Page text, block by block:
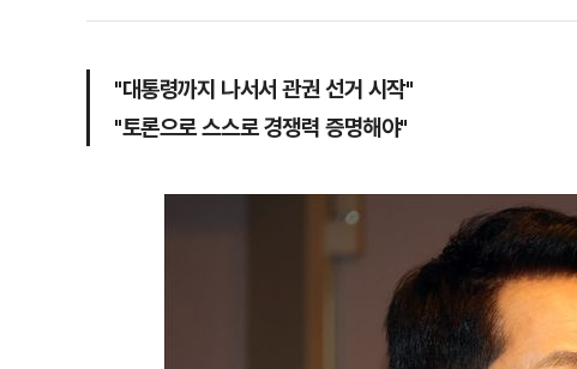
"대통령까지 나서서 관권 선거 시작"
"토론으로 스스로 경쟁력 증명해야"